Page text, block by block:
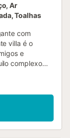
Ar
Toalhas
com
villa é o
e
complexo
em Costa
e bem
Os
de camas